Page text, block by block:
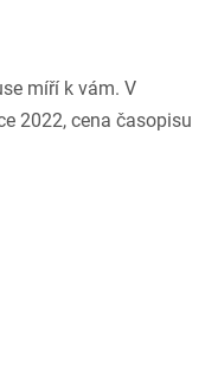
míří k vám. V
2022, cena časopisu